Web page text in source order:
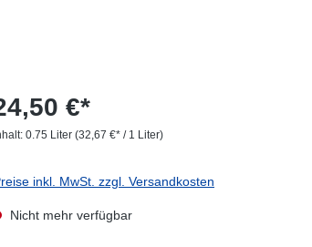
€*
0.75 Liter (32,67 €* / 1 Liter)
inkl. MwSt. zzgl. Versandkosten
Nicht mehr verfügbar